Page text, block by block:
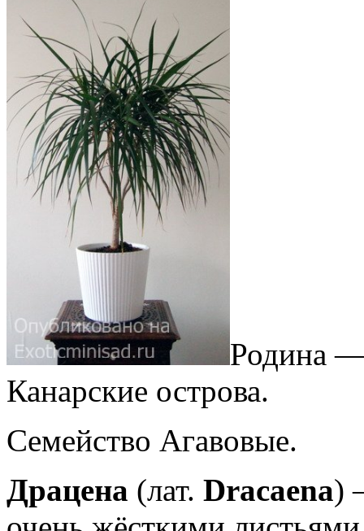
Родина
Канарские острова.
Семейство Агавовые.
Драцена (лат. Dracaena)